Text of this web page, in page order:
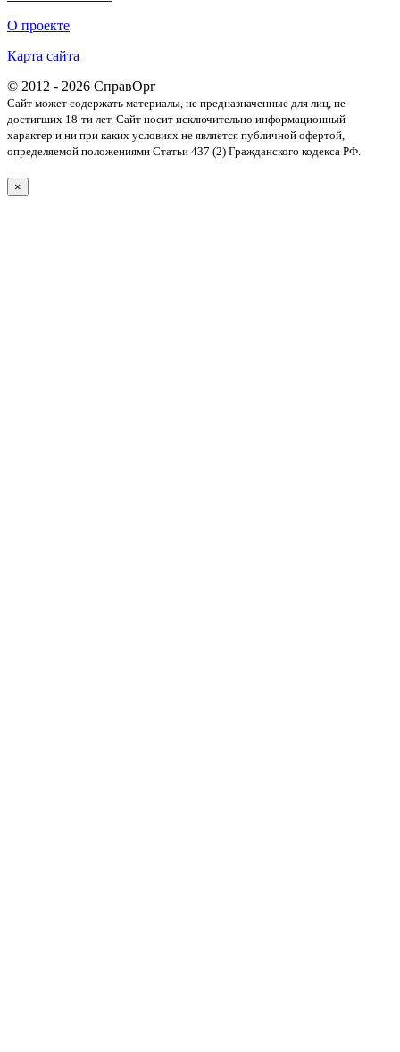
О проекте
Карта сайта
© 2012 - 2026 СправОрг
Сайт может содержать материалы, не предназначенные для лиц, не
достигших 18-ти лет. Cайт носит исключительно информационный
характер и ни при каких условиях не является публичной офертой,
определяемой положениями Статьи 437 (2) Гражданского кодекса РФ.
×